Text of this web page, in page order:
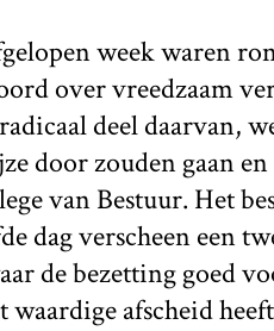
week waren
over vreedzaam
deel daarvan,
door zouden gaan
van Bestuur. Het
dag verscheen een
de bezetting goed
afscheid